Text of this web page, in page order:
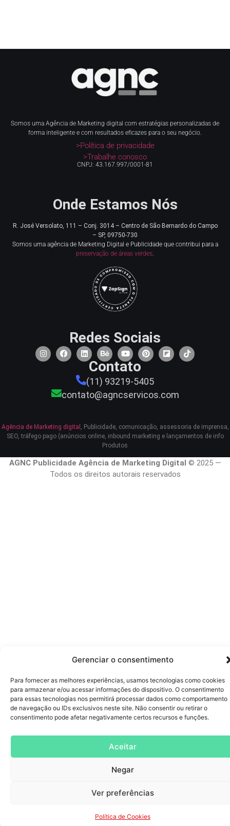
Gerenciar o consentimento
Para fornecer as melhores experiências, usamos tecnologias como cookies
para armazenar e/ou acessar informações do dispositivo. O consentimento
para essas tecnologias nos permitirá processar dados como comportamento
de navegação ou IDs exclusivos neste site. Não consentir ou retirar o
consentimento pode afetar negativamente certos recursos e funções.
Aceitar
Negar
Ver preferências
Política de Cookies
Somos uma Agência de Marketing digital com estratégias personalizadas de
forma inteligente e com resultados eficazes para o seu negócio.
>Política de privacidade
>Trabalhe conosco
CNPJ: 43.167.997/0001-81
Onde Estamos Nós
R. José Versolato, 111 – Conj. 3014 – Centro de São Bernardo do Campo
– SP, 09750-730
Somos uma agência de Marketing Digital e Publicidade que contribui para a
preservação de áreas verdes.
Redes Sociais
Contato
(11) 93219-5405
contato@agncservicos.com
Agência de Marketing digital
, Publicidade, comunicação, assessoria de imprensa,
SEO, tráfego pago (anúncios online, inbound marketing e lançamentos de info
Produtos
AGNC Publicidade Agência de Marketing Digital © 2025 —
Todos os direitos autorais reservados